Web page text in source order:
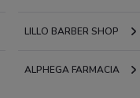
LILLO BARBER SHOP
ALPHEGA FARMACIA